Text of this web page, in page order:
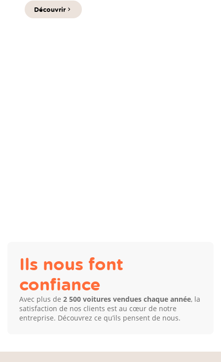
Découvrir
Ils nous font
confiance
Avec plus de2 500 voitures vendues chaque année, la
satisfaction de nos clients est au cœur de notre
entreprise. Découvrez ce qu’ils pensent de nous.